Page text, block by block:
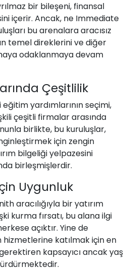
bir bileşeni, finansal
içerir. Ancak, ne Immediate
bu arenalara aracısız
temel direklerini ve diğer
odaklanmaya devam
Çeşitlilik
yardımlarının seçimi,
çeşitli firmalar arasında
birlikte, bu kuruluşlar,
için zengin
bilgeliği yelpazesini
birleşmişlerdir.
Uygunluk
aracılığıyla bir yatırım
kurma fırsatı, bu alana ilgi
açıktır. Yine de
hizmetlerine katılmak için en
gerektiren kapsayıcı ancak yaş